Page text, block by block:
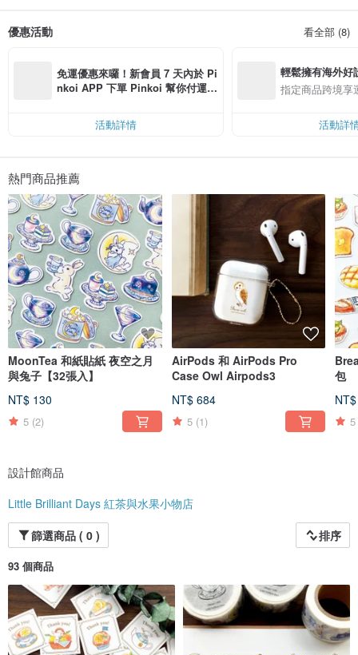
時光。
紙製小物 ⏩ 3天內
飾品 ⏩ 約7天
● 普通郵件…週末不配送，送達較慢
● Click Post…無論週末均配送，送達較快
【免費包裝】自用也適合
為商品增添小巧心意 ♪（馬克杯除外）
-- ＊＊品牌理念＊＊
在平凡日子中，給自己一刻放鬆與療癒 ♪
插畫師：non
-- ＊＊＊＊＊＊--
◆購物須知◆
週末及國定假日不處理訂單 m(_ _)m
● 我們會向每位顧客發送訂單確認訊息
若有問題需要確認，回覆會稍有延遲。請務必查看。
請提前下單以預留時間。
（實際付款+時差），即開始製作與出貨準備
▼ 飾品
付款確認後製作，通常約一週出貨
假日或繁忙期間可能有所調整
▼ 文具
通常幾天內出貨，但週末假日可能延遲
▼ 其他商品（手機殼、馬克杯等）
由供應商代訂，需6–10天
年末、跨年或連假可能延遲
優惠活動 看全部 (8)
免運優惠來囉！新會員 7 天內於 Pi
nkoi APP 下單 Pinkoi 幫你付運
活動詳情
輕鬆擁有海外好
指定商品跨境享
活動詳
熱門商品推薦
MoonTea 和紙貼紙 夜空之月
與兔子【32張入】
NT$ 130
5 (2)
AirPods 和 AirPods Pro
Case Owl Airpods3
NT$ 684
5 (1)
包
5
設計館商品
Little Brilliant Days 紅茶與水果小物店
篩選商品 ( 0 )
排序
93 個商品